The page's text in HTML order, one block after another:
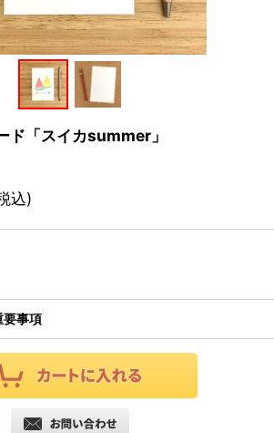
ド「スイカsummer」
込)
要事項